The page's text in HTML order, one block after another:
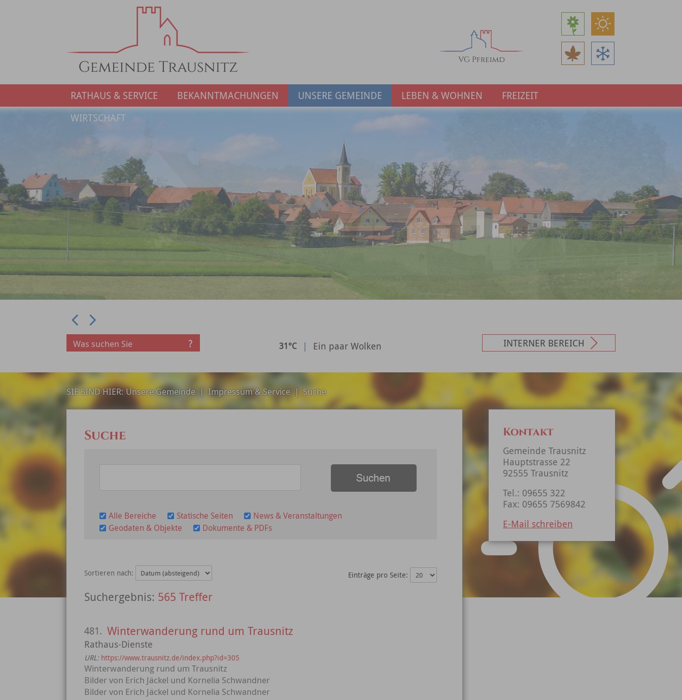
RATHAUS & SERVICE BEKANNTMACHUNGEN UNSERE GEMEINDE LEBEN & WOHNEN
FREIZEIT
WIRTSCHAFT
Prev
31°C | Ein paar Wolken INTERNER BEREICH
SIE SIND HIER:Unsere Gemeinde | Impressum & Service |Suche
Suche
Alle Bereiche Statische Seiten
News & Veranstaltungen
Geodaten & Objekte
Dokumente & PDFs
Sortieren nach:
565 Treffer
Einträge pro Seite:
481. Winterwanderung rund um Trausnitz
Rathaus-Dienste
URL: https://www.trausnitz.de/index.php?id=305
Winterwanderung rund um Trausnitz
Bilder von Erich Jäckel und Kornelia Schwandner
Bilder von Erich Jäckel und Kornelia Schwandner
Kontakt
Gemeinde Trausnitz
Hauptstrasse 22
92555 Trausnitz
Tel.: 09655 322
Fax: 09655 7569842
E-Mail schreiben